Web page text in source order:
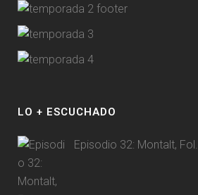
LO + ESCUCHADO
Episodio 32: Montalt, Fol...